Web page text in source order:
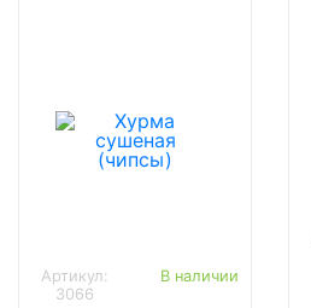
Артикул:
3066
В наличии